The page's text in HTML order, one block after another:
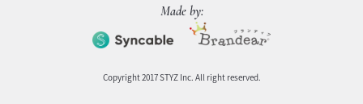
Made by:
Copyright 2017 STYZ Inc. All right reserved.